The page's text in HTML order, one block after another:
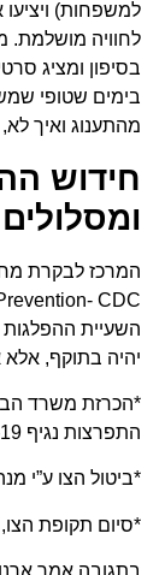
לחוויה מושלמת.
בסיפון ומציג
בימים שטופי שמש.
מהתענוג ואיך לא, נוף ים
חידוש
ומסלולים
יהיה בתוקף, אלא
*הכרזת משרד
התפרצות נגיף COVID-19 כי חלף האיום על תושבי ארה”ב.
*ביטול הצו ע”י
*סיום תקופת הצו, פג ב-9 ביולי
בתגובה אמר